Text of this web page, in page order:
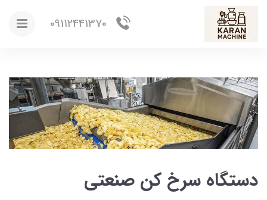
دستگاه سرخ کن صنعتی